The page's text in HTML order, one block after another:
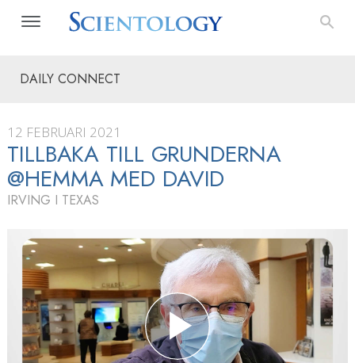
DAILY CONNECT
12 FEBRUARI 2021
TILLBAKA TILL GRUNDERNA
@HEMMA MED DAVID
IRVING I TEXAS